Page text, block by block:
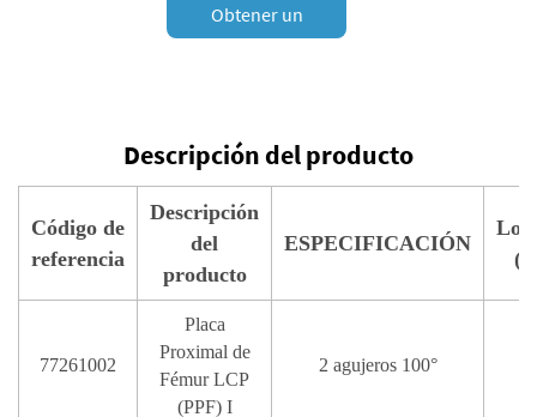
Obtener un
Descripción del producto
Código de
referencia
Descripción
del
producto
ESPECIFICACIÓN
77261002
Placa
Proximal de
Fémur LCP
(PPF) I
2 agujeros 100°